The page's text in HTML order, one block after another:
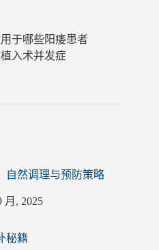
于哪些阳痿患者
入术并发症
自然调理与预防策略
月, 2025
秘籍